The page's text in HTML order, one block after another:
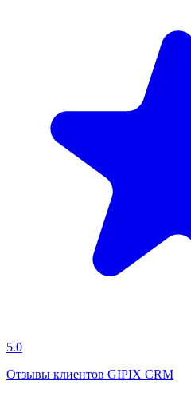
5.0
Отзывы клиентов GIPIX CRM